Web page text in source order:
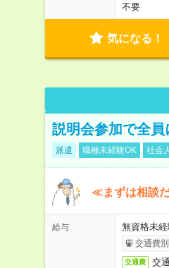
不要
気になる！
説明会参加で全
派遣 職種未経験OK 社会
≪まずは相談
給与 無資格未
交通費
交通費 交